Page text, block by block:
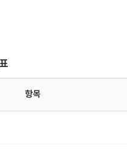
항목